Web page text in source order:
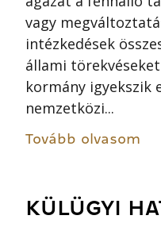
vagy
intézkedések
állami
kormány igyekszik
nemzetközi...
Tovább olvasom
KÜLÜGYI